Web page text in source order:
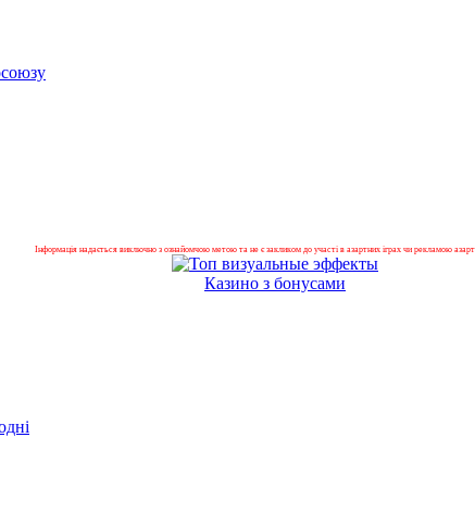
Інформація надається виключно з ознайомчою метою та не є закликом до участі в азартних іграх чи рекламою
Казино з бонусами